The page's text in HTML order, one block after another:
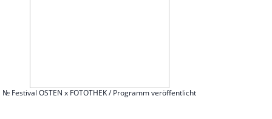
№ Festival OSTEN x FOTOTHEK / Programm veröffentlicht